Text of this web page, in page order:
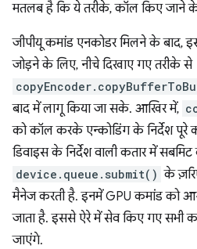
मतलब है कि ये तरीके, कॉल किए जाने
जीपीयू कमांड एनकोडर मिलने के बाद,
जोड़ने के लिए, नीचे दिखाए गए तरीके से
बाद में लागू किया जा सके. आखिर में,
को कॉल करके एन्कोडिंग के निर्देश पूरे
डिवाइस के निर्देश वाली कतार में
device.queue.submit() के
मैनेज करती है. इनमें GPU कमांड को
जाता है. इससे ऐरे में सेव किए गए सभी
जाएंगे.